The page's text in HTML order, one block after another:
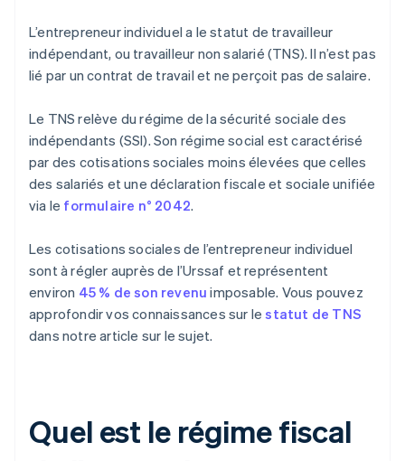
L’entrepreneur individuel a le statut de travailleur
indépendant, ou travailleur non salarié (TNS). Il n’est pas
lié par un contrat de travail et ne perçoit pas de salaire.
Le TNS relève du régime de la sécurité sociale des
indépendants (SSI). Son régime social est caractérisé
par des cotisations sociales moins élevées que celles
des salariés et une déclaration fiscale et sociale unifiée
via le formulaire n° 2042.
Les cotisations sociales de l’entrepreneur individuel
sont à régler auprès de l’Urssaf et représentent
environ 45 % de son revenu imposable. Vous pouvez
approfondir vos connaissances sur lestatut de TNS
dans notre article sur le sujet.
Quel est le régime fiscal